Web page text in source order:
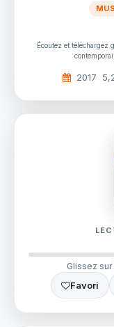
Écoutez et
2017
Glissez
Favori